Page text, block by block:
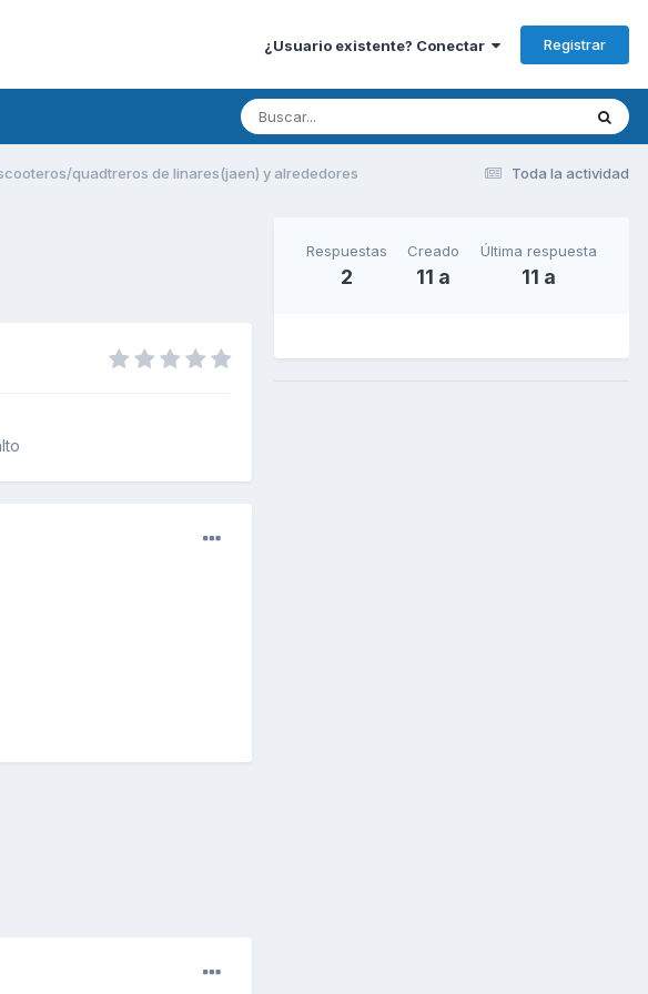
¿Usuario existente? Conectar Registrar
Toda la actividad
quadtreros de linares(jaen) y alrededores
Respuestas
2
Creado
11 a
Última respuesta
11 a